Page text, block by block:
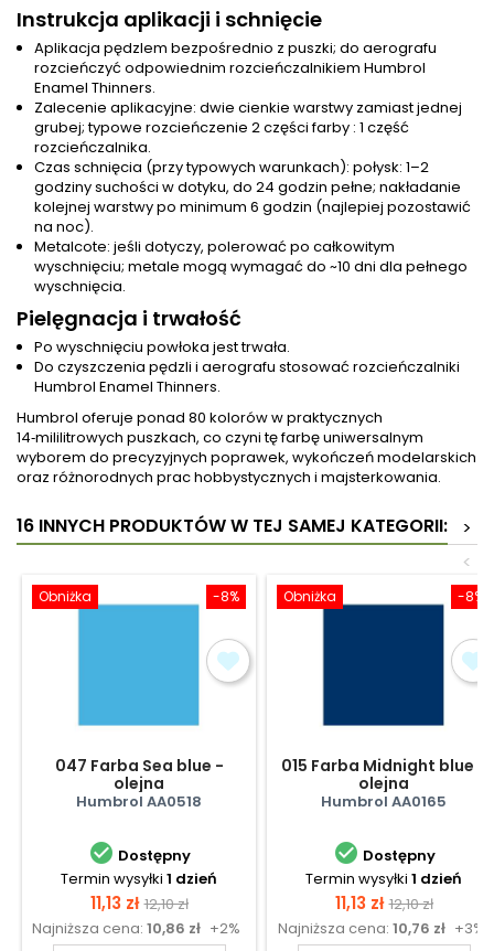
Instrukcja aplikacji i schnięcie
Aplikacja pędzlem bezpośrednio z puszki; do aerografu
rozcieńczyć odpowiednim rozcieńczalnikiem Humbrol
Enamel Thinners.
Zalecenie aplikacyjne: dwie cienkie warstwy zamiast jednej
grubej; typowe rozcieńczenie 2 części farby : 1 część
rozcieńczalnika.
Czas schnięcia (przy typowych warunkach): połysk: 1–2
godziny suchości w dotyku, do 24 godzin pełne; nakładanie
kolejnej warstwy po minimum 6 godzin (najlepiej pozostawić
na noc).
Metalcote: jeśli dotyczy, polerować po całkowitym
wyschnięciu; metale mogą wymagać do ~10 dni dla pełnego
wyschnięcia.
Pielęgnacja i trwałość
Po wyschnięciu powłoka jest trwała.
Do czyszczenia pędzli i aerografu stosować rozcieńczalniki
Humbrol Enamel Thinners.
Humbrol oferuje ponad 80 kolorów w praktycznych
14‑mililitrowych puszkach, co czyni tę farbę uniwersalnym
wyborem do precyzyjnych poprawek, wykończeń modelarskich
oraz różnorodnych prac hobbystycznych i majsterkowania.
16 INNYCH PRODUKTÓW W TEJ SAMEJ KATEGORII:
>
<
-8%
Obniżka
047 Farba Sea blue -
olejna
Humbrol AA0518
 Dostępny
Termin wysyłki 1 dzień
Cena
11,13 zł Cena
podstawowa
12,10 zł
Najniższa cena: 10,86 zł +2%
-8%
Obniżka
015 Farba Midnight blue -
olejna
Humbrol AA0165
 Dostępny
Termin wysyłki 1 dzień
Cena
11,13 zł Cena
podstawowa
12,10 zł
Najniższa cena: 10,76 zł +3%